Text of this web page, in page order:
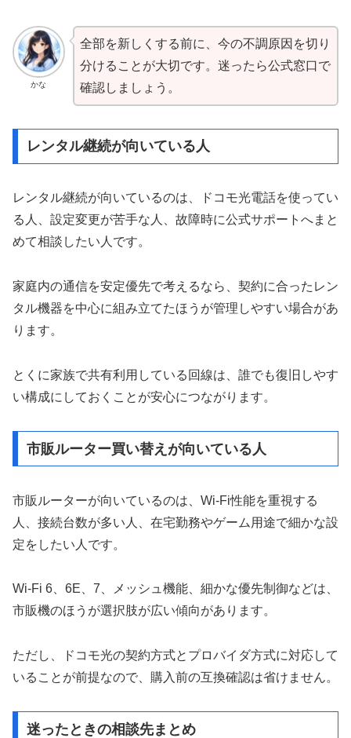
かな
全部を新しくする前に、今の不調原因を切り
分けることが大切です。迷ったら公式窓口で
確認しましょう。
レンタル継続が向いている人
レンタル継続が向いているのは、ドコモ光電話を使ってい
る人、設定変更が苦手な人、故障時に公式サポートへまと
めて相談したい人です。
家庭内の通信を安定優先で考えるなら、契約に合ったレン
タル機器を中心に組み立てたほうが管理しやすい場合があ
ります。
とくに家族で共有利用している回線は、誰でも復旧しやす
い構成にしておくことが安心につながります。
市販ルーター買い替えが向いている人
市販ルーターが向いているのは、Wi-Fi性能を重視する
人、接続台数が多い人、在宅勤務やゲーム用途で細かな設
定をしたい人です。
Wi-Fi 6、6E、7、メッシュ機能、細かな優先制御などは、
市販機のほうが選択肢が広い傾向があります。
ただし、ドコモ光の契約方式とプロバイダ方式に対応して
いることが前提なので、購入前の互換確認は省けません。
迷ったときの相談先まとめ